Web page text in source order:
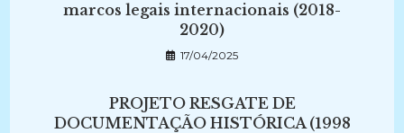
marcos legais internacionais (2018-
2020)
17/04/2025
PROJETO RESGATE DE
DOCUMENTAÇÃO HISTÓRICA (1998